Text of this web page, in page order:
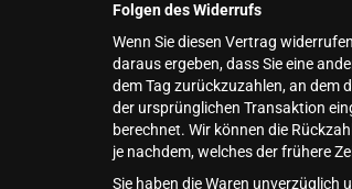
Folgen des Widerrufs
Wenn Sie diesen Vertrag
daraus ergeben, dass Sie eine
dem Tag zurückzuzahlen, an dem
der ursprünglichen Transaktion
berechnet. Wir können die
je nachdem, welches der frühere
Sie haben die Waren unverzüglich